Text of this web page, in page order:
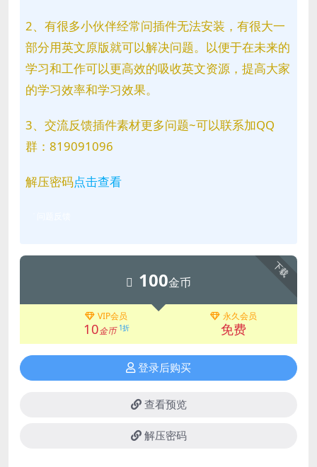
2、有很多小伙伴经常问插件无法安装，有很大一
部分用英文原版就可以解决问题。以便于在未来的
学习和工作可以更高效的吸收英文资源，提高大家
的学习效率和学习效果。
3、交流反馈插件素材更多问题~可以联系加QQ
群：819091096
解压密码点击查看
下载
100金币
VIP会员
10金币 1折
永久会员
免费
登录后购买
查看预览
解压密码